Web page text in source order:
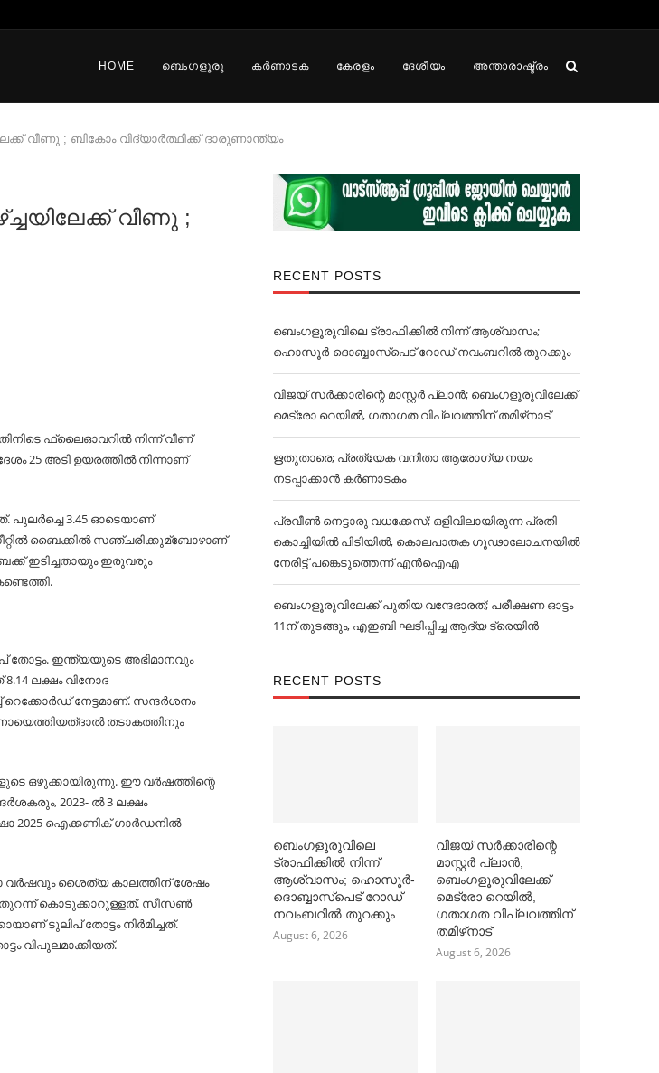
HOME ബെംഗളൂരു കർണാടക കേരളം ദേശീയം അന്താരാഷ്ട്രം
വീണു ; ബികോം വിദ്യാര്‍ത്ഥിക്ക് ദാരുണാന്ത്യം
വീണു ;
ഫ്ലൈഓവറില്‍ നിന്ന് വീണ്
25 അടി ഉയരത്തില്‍ നിന്നാണ്
പുലർച്ചെ 3.45 ഓടെയാണ്
ബൈക്കില്‍ സഞ്ചരിക്കുമ്ബോഴാണ്
ഇടിച്ചതായും ഇരുവരും
തോട്ടം. ഇന്ത്യയുടെ അഭിമാനവും
ലക്ഷം വിനോദ
നേട്ടമാണ്. സന്ദര്‍ശനം
തടാകത്തിനും
ഒഴുക്കായിരുന്നു. ഈ വര്‍ഷത്തിന്റെ
2023- ല്‍ 3 ലക്ഷം
2025 ഐക്കണിക് ഗാര്‍ഡനില്‍
വര്‍ഷവും ശൈത്യ കാലത്തിന് ശേഷം
തുറന്ന് കൊടുക്കാറുള്ളത്. സീസണ്‍
ടുലിപ് തോട്ടം നിര്‍മിച്ചത്.
വിപുലമാക്കിയത്.
RECENT POSTS
ബെംഗളൂരുവിലെ ട്രാഫിക്കില്‍ നിന്ന് ആശ്വാസം;
ഹൊസൂര്‍-ദൊബ്ബാസ്പെട് റോഡ് നവംബറില്‍ തുറക്കും
വിജയ് സര്‍ക്കാരിന്റെ മാസ്റ്റര്‍ പ്ലാന്‍; ബെംഗളൂരുവിലേക്ക്
മെട്രോ റെയില്‍, ഗതാഗത വിപ്ലവത്തിന് തമിഴ്‌നാട്
ഋതുതാരെ; പ്രത്യേക വനിതാ ആരോഗ്യ നയം
നടപ്പാക്കാൻ കര്‍ണാടകം
പ്രവീൺ നെട്ടാരു വധക്കേസ്; ഒളിവിലായിരുന്ന പ്രതി
കൊച്ചിയിൽ പിടിയിൽ, കൊലപാതക ഗൂഢാലോചനയിൽ
നേരിട്ട് പങ്കെടുത്തെന്ന് എൻഐഎ
ബെംഗളൂരുവിലേക്ക് പുതിയ വന്ദേഭാരത്; പരീക്ഷണ ഓട്ടം
11ന് തുടങ്ങും, എഇബി ഘടിപ്പിച്ച ആദ്യ ട്രെയിന്‍
RECENT POSTS
ബെംഗളൂരുവിലെ
ട്രാഫിക്കില്‍ നിന്ന്
ആശ്വാസം; ഹൊസൂര്‍-
ദൊബ്ബാസ്പെട് റോഡ്
നവംബറില്‍ തുറക്കും
August 6, 2026
വിജയ് സര്‍ക്കാരിന്റെ
മാസ്റ്റര്‍ പ്ലാന്‍;
ബെംഗളൂരുവിലേക്ക്
മെട്രോ റെയില്‍,
ഗതാഗത വിപ്ലവത്തിന്
തമിഴ്‌നാട്
August 6, 2026